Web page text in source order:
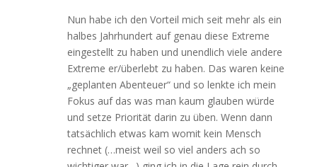
Nun habe ich den Vorteil mich seit mehr als ein
halbes Jahrhundert auf genau diese Extreme
eingestellt zu haben und unendlich viele andere
Extreme er/überlebt zu haben. Das waren keine
„geplanten Abenteuer“ und so lenkte ich mein
Fokus auf das was man kaum glauben würde
und setze Priorität darin zu üben. Wenn dann
tatsächlich etwas kam womit kein Mensch
rechnet (…meist weil so viel anders ach so